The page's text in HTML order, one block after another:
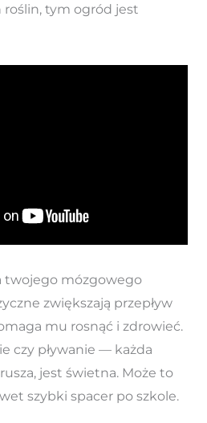
tym ogród jest
twojego mózgowego
zwiększają przepływ
mu rosnąć i zdrowieć.
czy pływanie — każda
jest świetna. Może to
szybki spacer po szkole.